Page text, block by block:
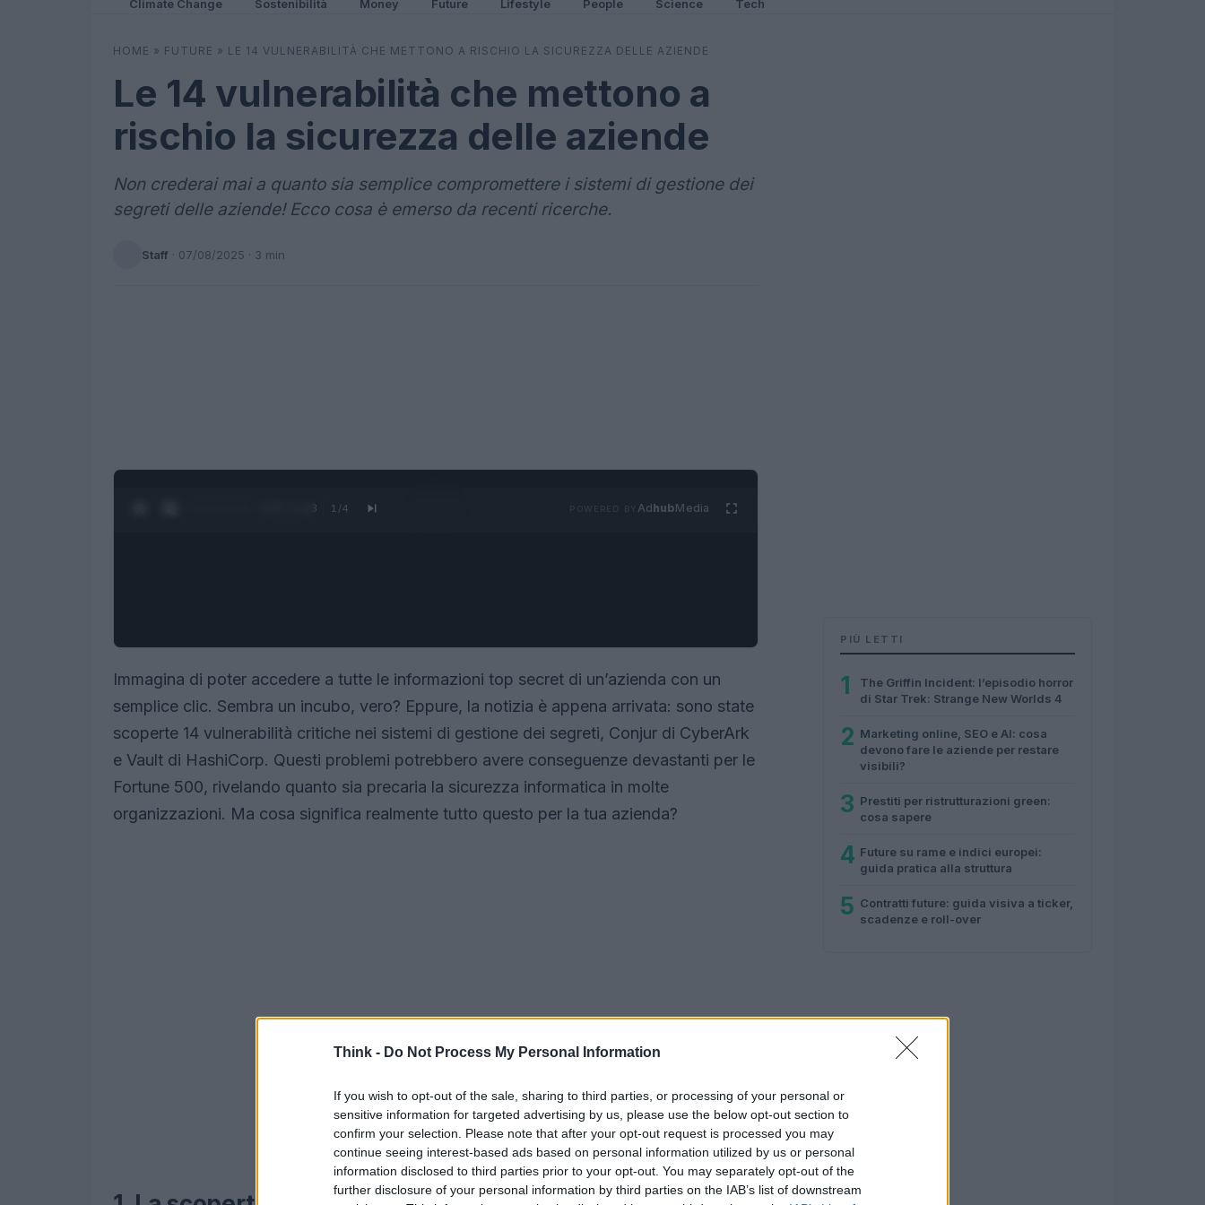
Think - Do Not Process My Personal Information
If you wish to opt-out of the sale, sharing to third parties, or processing of your personal or
sensitive information for targeted advertising by us, please use the below opt-out section to
confirm your selection. Please note that after your opt-out request is processed you may
continue seeing interest-based ads based on personal information utilized by us or personal
information disclosed to third parties prior to your opt-out. You may separately opt-out of the
further disclosure of your personal information by third parties on the IAB’s list of downstream
Climate Change Sostenibilità Money Future Lifestyle People Science Tech
HOME » FUTURE » LE 14 VULNERABILITÀ CHE METTONO A RISCHIO LA SICUREZZA DELLE AZIENDE
Le 14 vulnerabilità che mettono a
rischio la sicurezza delle aziende
Non crederai mai a quanto sia semplice compromettere i sistemi di gestione dei
segreti delle aziende! Ecco cosa è emerso da recenti ricerche.
Staff · 07/08/2025 · 3 min
0:28 / 1:23 1 /4 AdhubMedia
Immagina di poter accedere a tutte le informazioni top secret di un’azienda con un
semplice clic. Sembra un incubo, vero? Eppure, la notizia è appena arrivata: sono state
scoperte 14 vulnerabilità critiche nei sistemi di gestione dei segreti, Conjur di CyberArk
e Vault di HashiCorp. Questi problemi potrebbero avere conseguenze devastanti per le
Fortune 500, rivelando quanto sia precaria la sicurezza informatica in molte
organizzazioni. Ma cosa significa realmente tutto questo per la tua azienda?
PIÙ LETTI
1
The Griffin Incident: l’episodio horror
di Star Trek: Strange New Worlds 4
2 Marketing online, SEO e AI: cosa
devono fare le aziende per restare
visibili?
3 Prestiti per ristrutturazioni green:
cosa sapere
4 Future su rame e indici europei:
guida pratica alla struttura
5 Contratti future: guida visiva a ticker,
scadenze e roll-over